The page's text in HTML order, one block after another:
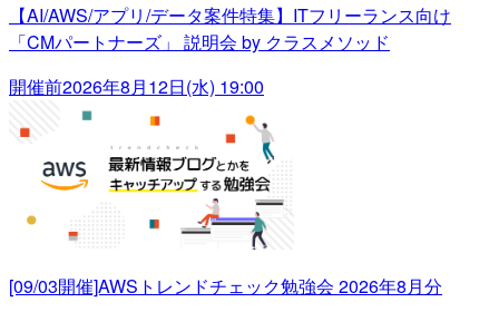
【AI/AWS/アプリ/データ案件特集】ITフリーランス向け
「CMパートナーズ」 説明会 by クラスメソッド
開催前2026年8月12日(水) 19:00
[09/03開催]AWSトレンドチェック勉強会 2026年8月分